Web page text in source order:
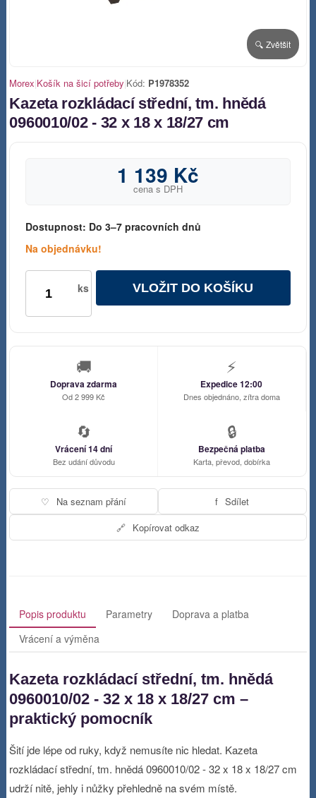
🔍 Zvětšit
Morex|Košík na šicí potřeby|Kód: P1978352
Kazeta rozkládací střední, tm. hnědá
0960010/02 - 32 x 18 x 18/27 cm
1 139 Kč
cena s DPH
Dostupnost: Do 3–7 pracovních dnů
Na objednávku!
ks VLOŽIT DO KOŠÍKU
🚚
Doprava zdarma
Od 2 999 Kč
⚡
Expedice 12:00
Dnes objednáno, zítra doma
🔄
Vrácení 14 dní
Bez udání důvodu
🔒
Bezpečná platba
Karta, převod, dobírka
♡ Na seznam přání f Sdílet
🔗 Kopírovat odkaz
Popis produktu Parametry
Doprava a platba
Vrácení a výměna
Kazeta rozkládací střední, tm. hnědá
0960010/02 - 32 x 18 x 18/27 cm –
praktický pomocník
Šití jde lépe od ruky, když nemusíte nic hledat. Kazeta
rozkládací střední, tm. hnědá 0960010/02 - 32 x 18 x 18/27 cm
udrží nitě, jehly i nůžky přehledně na svém místě.